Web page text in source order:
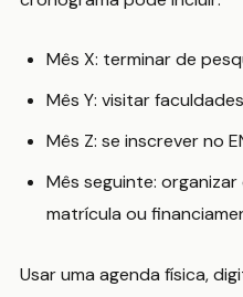
Mês X: terminar de
Mês Y: visitar
Mês Z: se inscrever no
Mês seguinte:
matrícula ou
Usar uma agenda física,